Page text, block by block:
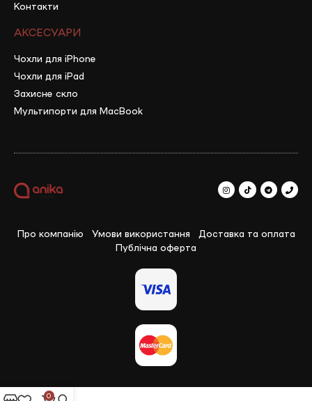
Контакти
АКСЕСУАРИ
Чохли для iPhone
Чохли для iPad
Захисне скло
Мультипорти для MacBook
Про компанію Умови використання
Доставка та оплата
Публічна оферта
0